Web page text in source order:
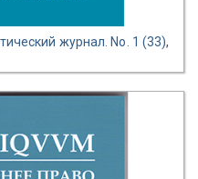
журнал. No. 1 (33),